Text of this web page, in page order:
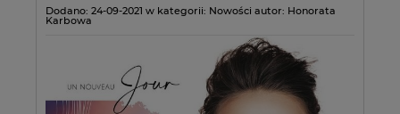
Dodano: 24-09-2021 w kategorii: Nowości autor: Honorata
Karbowa